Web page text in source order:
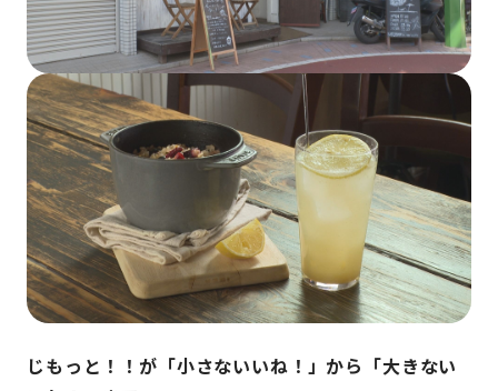
じもっと！！が「小さないいね！」から「大きない